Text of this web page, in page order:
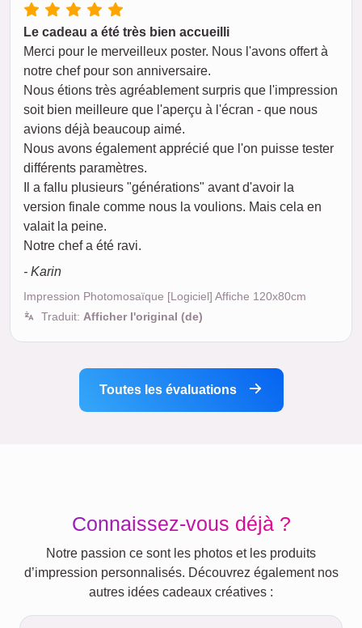
Le cadeau a été très bien accueilli
Merci pour le merveilleux poster. Nous l'avons offert à
notre chef pour son anniversaire.
Nous étions très agréablement surpris que l'impression
soit bien meilleure que l'aperçu à l'écran - que nous
avions déjà beaucoup aimé.
Nous avons également apprécié que l'on puisse tester
différents paramètres.
Il a fallu plusieurs "générations" avant d'avoir la
version finale comme nous la voulions. Mais cela en
valait la peine.
Notre chef a été ravi.
- Karin
Impression Photomosaïque [Logiciel] Affiche 120x80cm
Traduit: Afficher l'original (de)
Toutes les évaluations
Connaissez-vous déjà ?
Notre passion ce sont les photos et les produits
d’impression personnalisés. Découvrez également nos
autres idées cadeaux créatives :